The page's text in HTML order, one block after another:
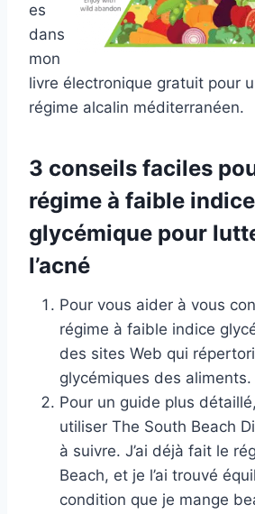
es
dans
mon
livre électronique gratuit pour
régime alcalin méditerranéen.
3 conseils faciles
régime à faible indice
glycémique pour
l’acné
Pour vous aider à vous
régime à faible indice
des sites Web qui
glycémiques des aliments.
Pour un guide plus
utiliser The South Beach
à suivre. J’ai déjà fait le
Beach, et je l’ai trouvé
condition que je mange